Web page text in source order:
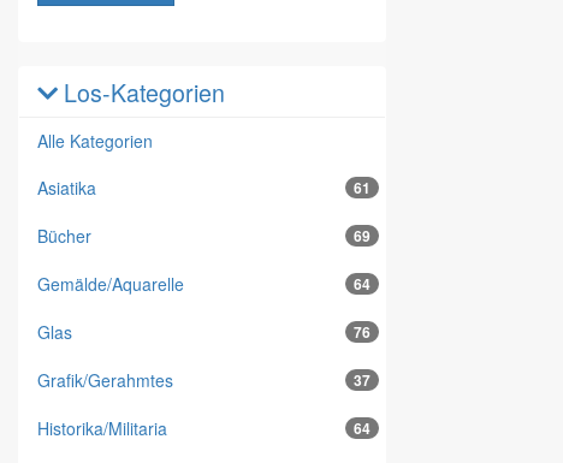
Los-Kategorien
Alle Kategorien
Asiatika
61
Bücher 69
Gemälde/Aquarelle 64
Glas 76
Grafik/Gerahmtes 37
Historika/Militaria 64